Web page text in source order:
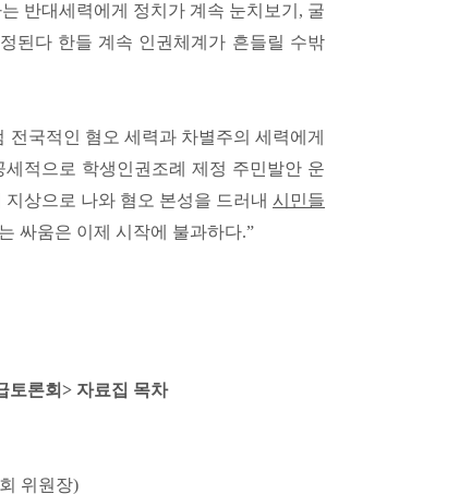
반대세력에게 정치가 계속 눈치보기, 굴
된다 한들 계속 인권체계가 흔들릴 수밖
국적인 혐오 세력과 차별주의 세력에게
적으로 학생인권조례 제정 주민발안 운
상으로 나와 혐오 본성을 드러내 시민들
싸움은 이제 시작에 불과하다.”
토론회> 자료집 목차
위원장)